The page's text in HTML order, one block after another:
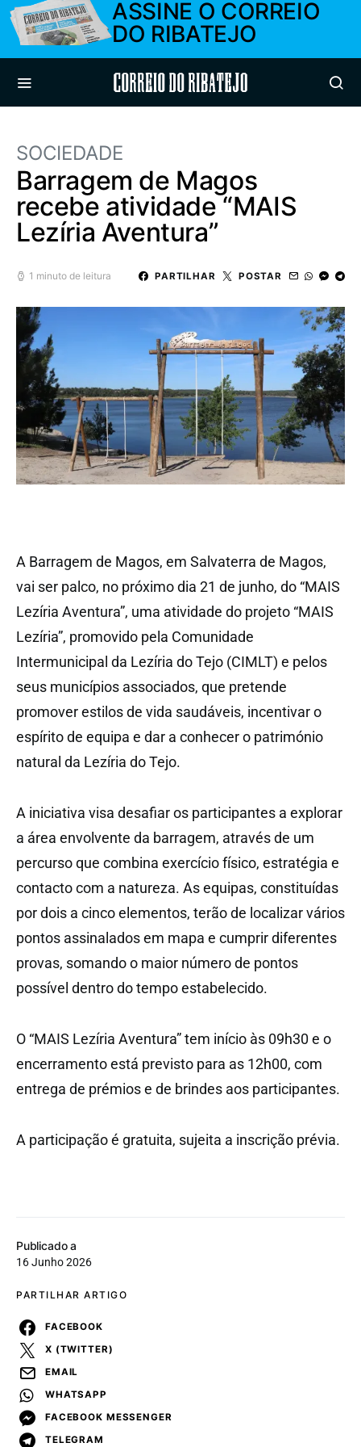
ASSINE O CORREIO
DO RIBATEJO
Correio do Ribatejo
SOCIEDADE
Barragem de Magos
recebe atividade “MAIS
Lezíria Aventura”
1 minuto de leitura PARTILHAR POSTAR
Publicado a
16 Junho 2026
PARTILHAR ARTIGO
FACEBOOK
X (TWITTER)
EMAIL
WHATSAPP
FACEBOOK MESSENGER
TELEGRAM
A Barragem de Magos, em Salvaterra de Magos,
vai ser palco, no próximo dia 21 de junho, do “MAIS
Lezíria Aventura”, uma atividade do projeto “MAIS
Lezíria”, promovido pela Comunidade
Intermunicipal da Lezíria do Tejo (CIMLT) e pelos
seus municípios associados, que pretende
promover estilos de vida saudáveis, incentivar o
espírito de equipa e dar a conhecer o património
natural da Lezíria do Tejo.
A iniciativa visa desafiar os participantes a explorar
a área envolvente da barragem, através de um
percurso que combina exercício físico, estratégia e
contacto com a natureza. As equipas, constituídas
por dois a cinco elementos, terão de localizar vários
pontos assinalados em mapa e cumprir diferentes
provas, somando o maior número de pontos
possível dentro do tempo estabelecido.
O “MAIS Lezíria Aventura” tem início às 09h30 e o
encerramento está previsto para as 12h00, com
entrega de prémios e de brindes aos participantes.
A participação é gratuita, sujeita a inscrição prévia.